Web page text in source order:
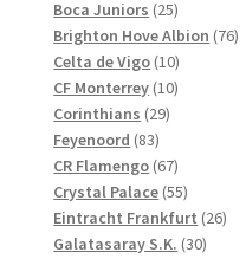
Boca Juniors 2525
produkter
Brighton Hove Albion 7676
Celta de Vigo 1010
produkter
CF Monterrey 1010
Corinthians 2929
Feyenoord 8383
produkter
CR Flamengo 6767
produkter
Crystal Palace 5555
produkter
Eintracht Frankfurt 2626
Galatasaray S.K. 3030